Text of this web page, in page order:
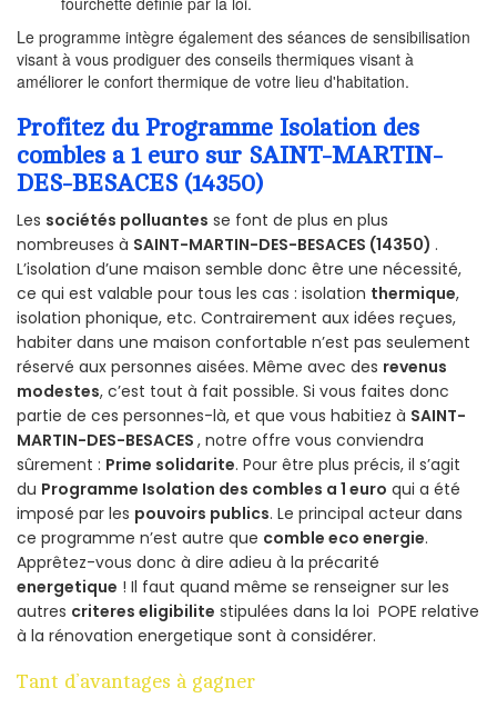
Le programme intègre également des séances de sensibilisation
visant à vous prodiguer des conseils thermiques visant à
améliorer le confort thermique de votre lieu d'habitation.
Profitez du Programme Isolation des
combles a 1 euro sur SAINT-MARTIN-
DES-BESACES (14350)
Les sociétés polluantes se font de plus en plus
nombreuses à SAINT-MARTIN-DES-BESACES (14350) .
L’isolation d’une maison semble donc être une nécessité,
ce qui est valable pour tous les cas : isolation thermique,
isolation phonique, etc. Contrairement aux idées reçues,
habiter dans une maison confortable n’est pas seulement
réservé aux personnes aisées. Même avec des revenus
modestes, c’est tout à fait possible. Si vous faites donc
partie de ces personnes-là, et que vous habitiez à SAINT-
MARTIN-DES-BESACES , notre offre vous conviendra
sûrement : Prime solidarite. Pour être plus précis, il s’agit
du Programme Isolation des combles a 1 euro qui a été
imposé par les pouvoirs publics. Le principal acteur dans
ce programme n’est autre que comble eco energie.
Apprêtez-vous donc à dire adieu à la précarité
energetique ! Il faut quand même se renseigner sur les
autres criteres eligibilite stipulées dans la loi POPE relative
à la rénovation energetique sont à considérer.
Tant d’avantages à gagner